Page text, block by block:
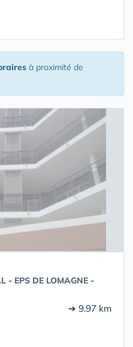
à proximité de
- EPS DE LOMAGNE -
➔ 9.97 km